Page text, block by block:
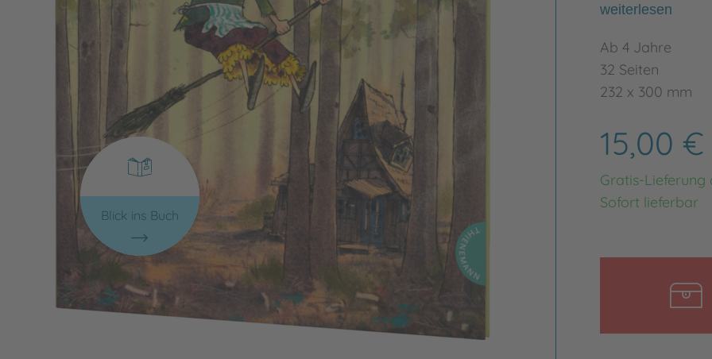
Blick ins Buch
weiterlesen
Ab 4 Jahre
32 Seiten
232 x 300 mm
15,00 €
Gratis-Lieferung
Sofort lieferbar